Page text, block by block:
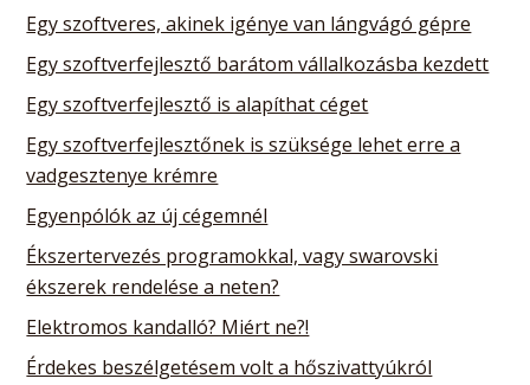
Egy szoftveres, akinek igénye van lángvágó gépre
Egy szoftverfejlesztő barátom vállalkozásba kezdett
Egy szoftverfejlesztő is alapíthat céget
Egy szoftverfejlesztőnek is szüksége lehet erre a
vadgesztenye krémre
Egyenpólók az új cégemnél
Ékszertervezés programokkal, vagy swarovski
ékszerek rendelése a neten?
Elektromos kandalló? Miért ne?!
Érdekes beszélgetésem volt a hőszivattyúkról